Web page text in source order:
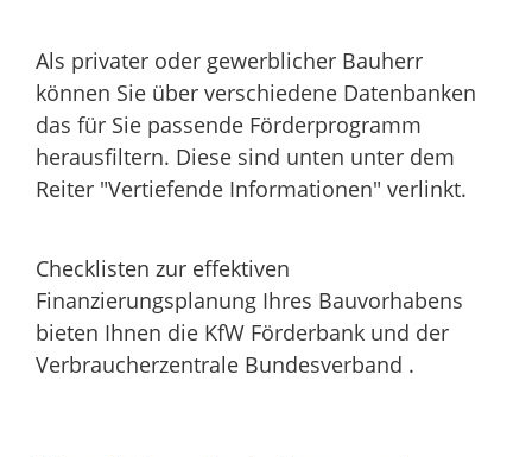
Als privater oder gewerblicher Bauherr
können Sie über verschiedene Datenbanken
das für Sie passende Förderprogramm
herausfiltern. Diese sind unten unter dem
Reiter "Vertiefende Informationen" verlinkt.
Checklisten zur effektiven
Finanzierungsplanung Ihres Bauvorhabens
bieten Ihnen die KfW Förderbank und der
Verbraucherzentrale Bundesverband .